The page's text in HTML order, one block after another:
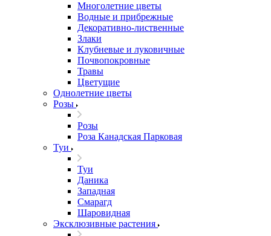
Многолетние цветы
Водные и прибрежные
Декоративно-лиственные
Злаки
Клубневые и луковичные
Почвопокровные
Травы
Цветущие
Однолетние цветы
Розы
Розы
Роза Канадская Парковая
Туи
Туи
Даника
Западная
Смарагд
Шаровидная
Эксклюзивные растения